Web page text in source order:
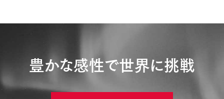
豊かな感性で世界に挑戦